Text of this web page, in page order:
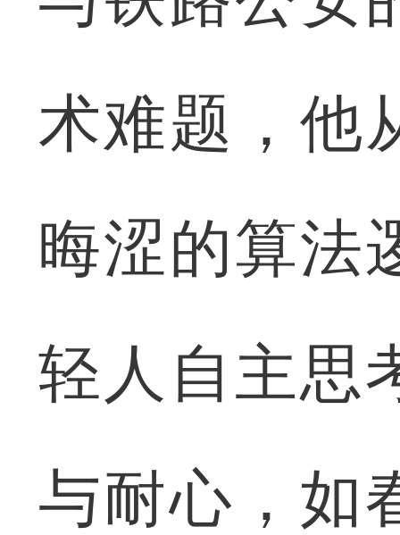
术难题，他
晦涩的算法
轻人自主思
与耐心，如